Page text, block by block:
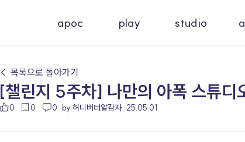
apoc play studio
← 목록으로 돌아가기
[챌린지 5주차] 나만의 아폭 스튜디
0 0 0 by 허니버터알감자 25.05.01